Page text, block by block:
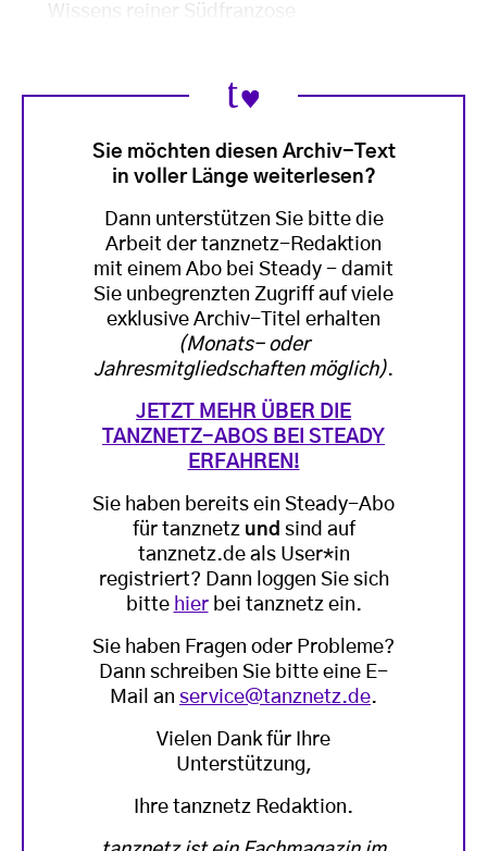
Wissens reiner Südfranzose
Sie möchten diesen Archiv-Text
in voller Länge weiterlesen?
Dann unterstützen Sie bitte die
Arbeit der tanznetz-Redaktion
mit einem Abo bei Steady - damit
Sie unbegrenzten Zugriff auf viele
exklusive Archiv-Titel erhalten
(Monats- oder
Jahresmitgliedschaften möglich).
JETZT MEHR ÜBER DIE
TANZNETZ-ABOS BEI STEADY
ERFAHREN!
Sie haben bereits ein Steady-Abo
für tanznetz und sind auf
tanznetz.de als User*in
registriert? Dann loggen Sie sich
bitte hierbei tanznetz ein.
Sie haben Fragen oder Probleme?
Dann schreiben Sie bitte eine E-
Mail an service@tanznetz.de.
Vielen Dank für Ihre
Unterstützung,
Ihre tanznetz Redaktion.